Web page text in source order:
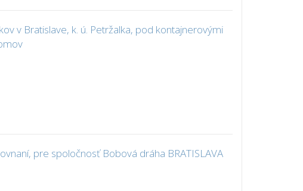
v Bratislave, k. ú. Petržalka, pod kontajnerovými
pre spoločnosť Bobová dráha BRATISLAVA